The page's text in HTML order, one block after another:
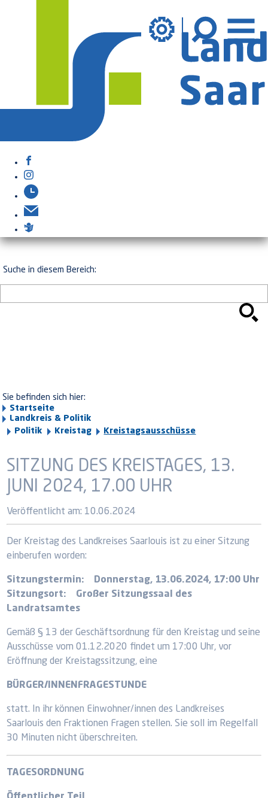
Suche in diesem Bereich:
Sie befinden sich hier:
Startseite
Landkreis & Politik
Politik
Kreistag Kreistagsausschüsse
SITZUNG DES KREISTAGES, 13.
JUNI 2024, 17.00 UHR
Veröffentlicht am: 10.06.2024
Der Kreistag des Landkreises Saarlouis ist zu einer Sitzung
einberufen worden:
Sitzungstermin: Donnerstag, 13.06.2024, 17:00 Uhr
Sitzungsort: Großer Sitzungssaal des
Landratsamtes
Gemäß § 13 der Geschäftsordnung für den Kreistag und seine
Ausschüsse vom 01.12.2020 findet um 17:00 Uhr, vor
Eröffnung der Kreistagssitzung, eine
BÜRGER/INNENFRAGESTUNDE
statt. In ihr können Einwohner/innen des Landkreises
Saarlouis den Fraktionen Fragen stellen. Sie soll im Regelfall
30 Minuten nicht überschreiten.
TAGESORDNUNG